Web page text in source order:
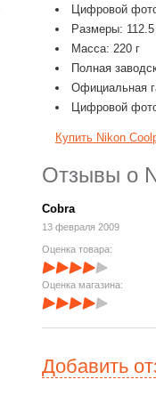
Цифровой
Размеры:
Масса: 220 г
Полная
Официальная
Цифровой
Купить Nikon
Отзывы о
Cobra
13 февраля 2009
Оценка товара:
Оценка магазина:
Добавить